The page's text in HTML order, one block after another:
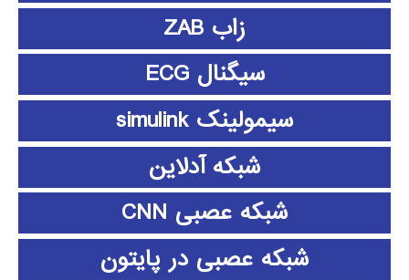
زاب ZAB
سیگنال ECG
سیمولینک simulink
شبکه آدلاین
شبکه عصبی CNN
شبکه عصبی در پایتون